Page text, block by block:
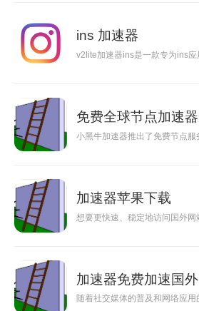
ins 加速器
v2lite加速器ins是一款专为ins
免费全球节点加速器
小黑牛加速器推出了免费节点
加速器苹果下载
想要更快速、稳定地访问国外
加速器免费加速国外
随着社交媒体的普及和网络应